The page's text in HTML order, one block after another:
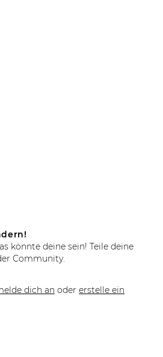
könnte deine sein! Teile deine
Community.
dich an oder erstelle ein